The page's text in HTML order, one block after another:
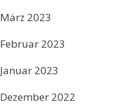
März 2023
Februar 2023
Januar 2023
Dezember 2022